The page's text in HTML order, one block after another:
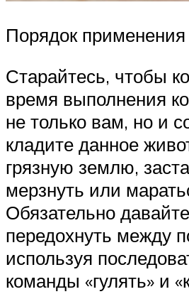
Порядок
Старайтесь, чтобы
время выполнения
не только вам, но и
кладите данное
грязную землю,
мерзнуть или
Обязательно
передохнуть между
используя
команды «гулять» и